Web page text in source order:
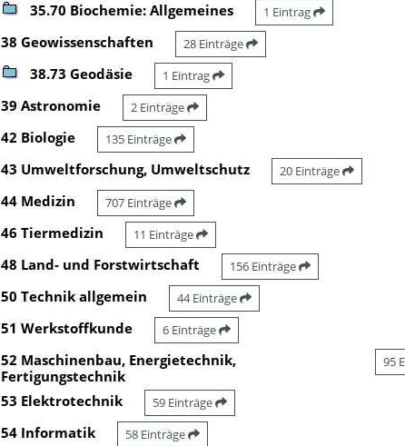
35.70 Biochemie: Allgemeines 1 Eintrag
38 Geowissenschaften 28 Einträge
38.73 Geodäsie 1 Eintrag
39 Astronomie 2 Einträge
42 Biologie 135 Einträge
43 Umweltforschung, Umweltschutz 20 Einträge
44 Medizin 707 Einträge
46 Tiermedizin 11 Einträge
48 Land- und Forstwirtschaft 156 Einträge
50 Technik allgemein 44 Einträge
51 Werkstoffkunde 6 Einträge
52 Maschinenbau, Energietechnik,
Fertigungstechnik
95
53 Elektrotechnik 59 Einträge
54 Informatik 58 Einträge